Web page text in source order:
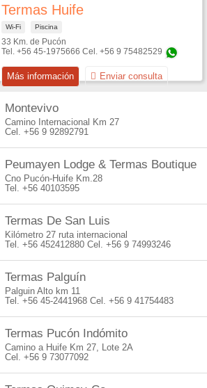
Termas Huife
Wi-Fi Piscina
33 Km. de Pucón
+56 45-1975666
+56 9 75482529
Montevivo
Camino Internacional Km 27
+56 9 92892791
Peumayen Lodge & Termas Boutique
Cno Pucón-Huife Km.28
+56 40103595
Termas De San Luis
Kilómetro 27 ruta internacional
+56 452412880
+56 9 74993246
Termas Palguín
Palguin Alto km 11
+56 45-2441968
+56 9 41754483
Termas Pucón Indómito
Camino a Huife Km 27, Lote 2A
+56 9 73077092